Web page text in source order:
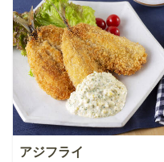
アジフライ